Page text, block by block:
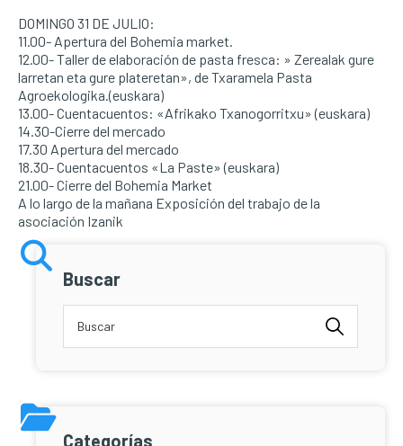
DOMINGO 31 DE JULIO:
11.00- Apertura del Bohemia market.
12.00- Taller de elaboración de pasta fresca: » Zerealak gure
larretan eta gure plateretan», de Txaramela Pasta
Agroekologika.(euskara)
13.00- Cuentacuentos: «Afrikako Txanogorritxu» (euskara)
14.30-Cierre del mercado
17.30 Apertura del mercado
18.30- Cuentacuentos «La Paste» (euskara)
21.00- Cierre del Bohemia Market
A lo largo de la mañana Exposición del trabajo de la
asociación Izanik
Buscar
Categorías